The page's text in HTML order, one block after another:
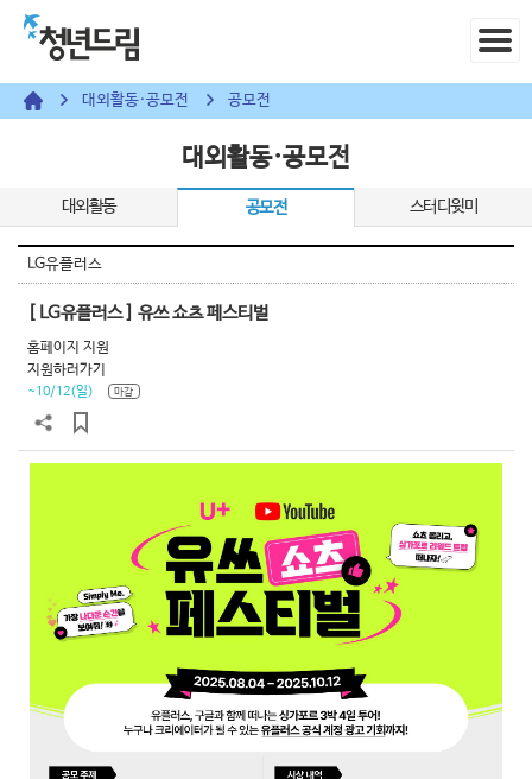
대외활동·공모전 공모전
대외활동·공모전
대외활동 공모전 스터디윗미
LG유플러스
[ LG유플러스 ] 유쓰 쇼츠 페스티벌
홈페이지 지원
지원하러가기
~10/12(일) 마감